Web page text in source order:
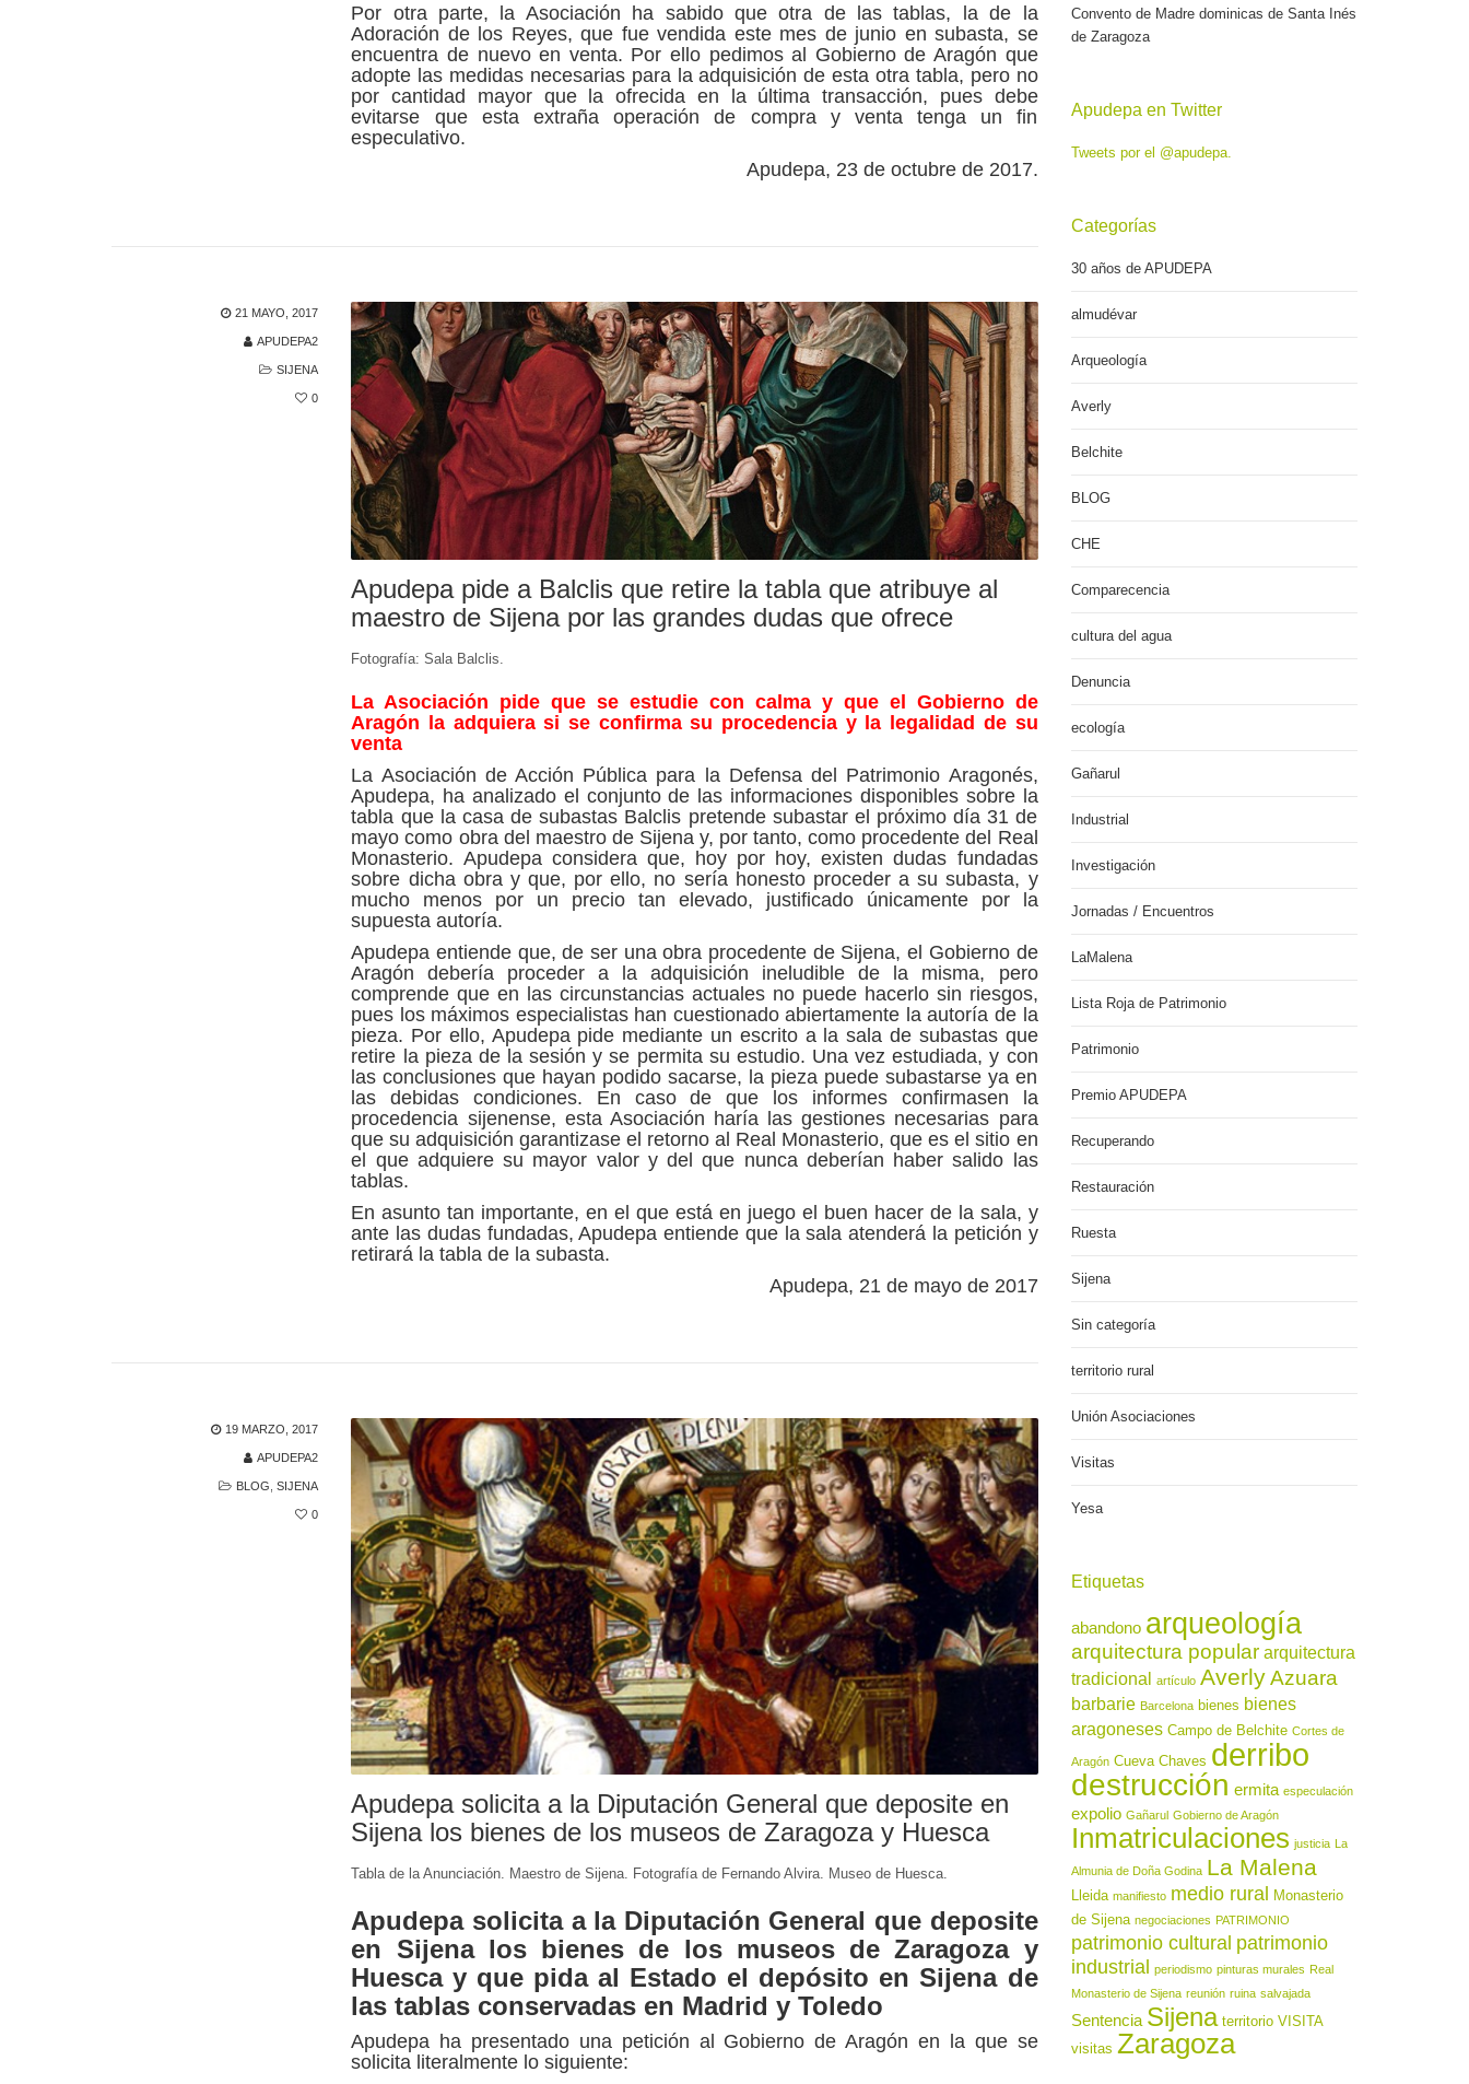
Por otra parte, la Asociación ha sabido que otra de las tablas, la de la
Adoración de los Reyes, que fue vendida este mes de junio en subasta, se
encuentra de nuevo en venta. Por ello pedimos al Gobierno de Aragón que
adopte las medidas necesarias para la adquisición de esta otra tabla, pero no
por cantidad mayor que la ofrecida en la última transacción, pues debe
evitarse que esta extraña operación de compra y venta tenga un fin
especulativo.
Apudepa, 23 de octubre de 2017.
21 MAYO, 2017
APUDEPA2
SIJENA
0
Apudepa pide a Balclis que retire la tabla que atribuye al
maestro de Sijena por las grandes dudas que ofrece
Fotografía: Sala Balclis.
La Asociación pide que se estudie con calma y que el Gobierno de
Aragón la adquiera si se confirma su procedencia y la legalidad de su
venta
La Asociación de Acción Pública para la Defensa del Patrimonio Aragonés,
Apudepa, ha analizado el conjunto de las informaciones disponibles sobre la
tabla que la casa de subastas Balclis pretende subastar el próximo día 31 de
mayo como obra del maestro de Sijena y, por tanto, como procedente del Real
Monasterio. Apudepa considera que, hoy por hoy, existen dudas fundadas
sobre dicha obra y que, por ello, no sería honesto proceder a su subasta, y
mucho menos por un precio tan elevado, justificado únicamente por la
supuesta autoría.
Apudepa entiende que, de ser una obra procedente de Sijena, el Gobierno de
Aragón debería proceder a la adquisición ineludible de la misma, pero
comprende que en las circunstancias actuales no puede hacerlo sin riesgos,
pues los máximos especialistas han cuestionado abiertamente la autoría de la
pieza. Por ello, Apudepa pide mediante un escrito a la sala de subastas que
retire la pieza de la sesión y se permita su estudio. Una vez estudiada, y con
las conclusiones que hayan podido sacarse, la pieza puede subastarse ya en
las debidas condiciones. En caso de que los informes confirmasen la
procedencia sijenense, esta Asociación haría las gestiones necesarias para
que su adquisición garantizase el retorno al Real Monasterio, que es el sitio en
el que adquiere su mayor valor y del que nunca deberían haber salido las
tablas.
En asunto tan importante, en el que está en juego el buen hacer de la sala, y
ante las dudas fundadas, Apudepa entiende que la sala atenderá la petición y
retirará la tabla de la subasta.
Apudepa, 21 de mayo de 2017
19 MARZO, 2017
APUDEPA2
BLOG ,SIJENA
0
Apudepa solicita a la Diputación General que deposite en
Sijena los bienes de los museos de Zaragoza y Huesca
Tabla de la Anunciación. Maestro de Sijena. Fotografía de Fernando Alvira. Museo de Huesca.
Apudepa solicita a la Diputación General que deposite
en Sijena los bienes de los museos de Zaragoza y
Huesca y que pida al Estado el depósito en Sijena de
las tablas conservadas en Madrid y Toledo
Apudepa ha presentado una petición al Gobierno de Aragón en la que se
solicita literalmente lo siguiente:
Convento de Madre dominicas de Santa Inés
de Zaragoza
Apudepa en Twitter
Tweets por el @apudepa.
Categorías
30 años de APUDEPA
almudévar
Arqueología
Averly
Belchite
BLOG
CHE
Comparecencia
cultura del agua
Denuncia
ecología
Gañarul
Industrial
Investigación
Jornadas / Encuentros
LaMalena
Lista Roja de Patrimonio
Patrimonio
Premio APUDEPA
Recuperando
Restauración
Ruesta
Sijena
Sin categoría
territorio rural
Unión Asociaciones
Visitas
Yesa
Etiquetas
abandono arqueología
arquitectura popular arquitectura
tradicional artículo Averly Azuara
barbarie Barcelona bienes bienes
aragoneses Campo de Belchite Cortes de
Aragón Cueva Chaves derribo
destrucción ermita especulación
expolio Gañarul Gobierno de Aragón
Inmatriculaciones justicia La
Almunia de Doña Godina La Malena
Lleida manifiesto medio rural
Monasterio
de Sijena negociaciones PATRIMONIO
patrimonio cultural patrimonio
industrial
periodismo pinturas murales Real
Monasterio de Sijena reunión ruina salvajada
Sentencia Sijena territorio VISITA
visitas Zaragoza